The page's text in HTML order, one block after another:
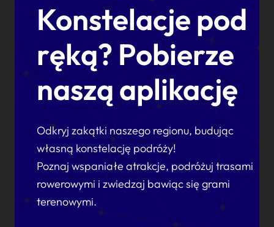
Konstelacje pod
ręką? Pobierze
naszą aplikację
Odkryj zakątki naszego regionu, budując
własną konstelację podróży!
Poznaj wspaniałe atrakcje, podróżuj trasami
rowerowymi i zwiedzaj bawiąc się grami
terenowymi.